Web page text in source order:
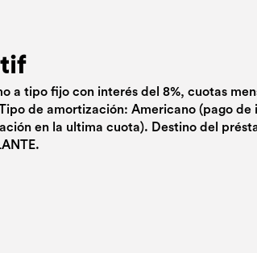
a tipo fijo con interés del 8%, cuotas
de amortización: Americano (pago de
en la ultima cuota). Destino del